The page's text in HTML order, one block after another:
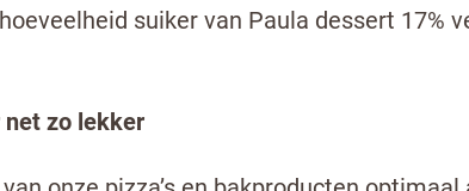
suiker van Paula dessert 17%
net zo lekker